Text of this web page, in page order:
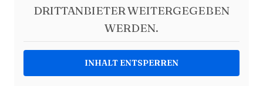
DRITTANBIETER WEITERGEGEBEN
WERDEN.
INHALT ENTSPERREN